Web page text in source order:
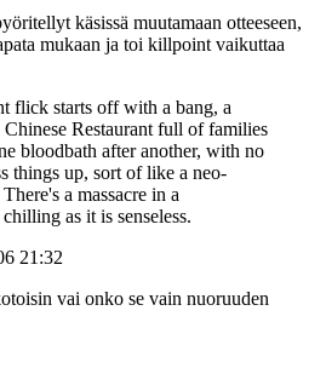
käsissä muutamaan otteeseen,
mukaan ja toi killpoint vaikuttaa
flick starts off with a bang, a
Chinese Restaurant full of families
bloodbath after another, with no
things up, sort of like a neo-
a massacre in a
as it is senseless.
21:32
vai onko se vain nuoruuden